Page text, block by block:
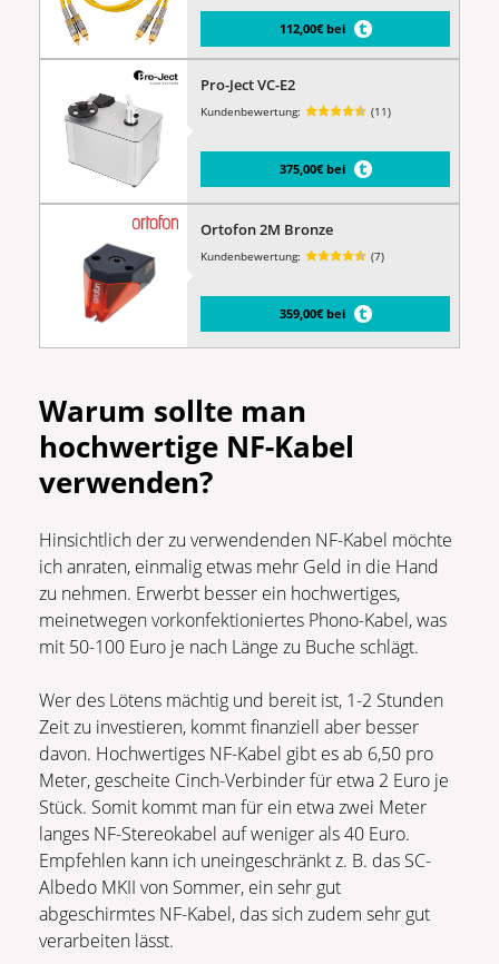
112,00€ bei
Pro-Ject VC-E2
Kundenbewertung: (11)
375,00€ bei
Ortofon 2M Bronze
Kundenbewertung: (7)
359,00€ bei
Warum sollte man
hochwertige NF-Kabel
verwenden?
Hinsichtlich der zu verwendenden NF-Kabel möchte
ich anraten, einmalig etwas mehr Geld in die Hand
zu nehmen. Erwerbt besser ein hochwertiges,
meinetwegen vorkonfektioniertes Phono-Kabel, was
mit 50-100 Euro je nach Länge zu Buche schlägt.
Wer des Lötens mächtig und bereit ist, 1-2 Stunden
Zeit zu investieren, kommt finanziell aber besser
davon. Hochwertiges NF-Kabel gibt es ab 6,50 pro
Meter, gescheite Cinch-Verbinder für etwa 2 Euro je
Stück. Somit kommt man für ein etwa zwei Meter
langes NF-Stereokabel auf weniger als 40 Euro.
Empfehlen kann ich uneingeschränkt z. B. das SC-
Albedo MKII von Sommer, ein sehr gut
abgeschirmtes NF-Kabel, das sich zudem sehr gut
verarbeiten lässt.